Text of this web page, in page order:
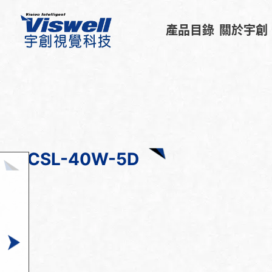
產品目錄 關於宇創
CSL-40W-5D